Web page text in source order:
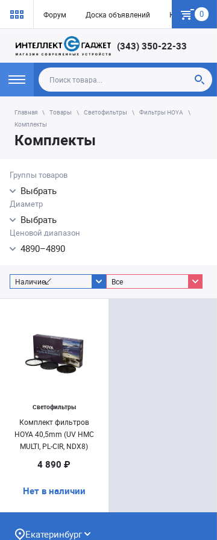
Форум Доска объявлений Как купить
0
(343) 350-22-33
Главная Товары Светофильтры
Фильтры HOYA
Комплекты
Комплекты
Группы товаров
Выбрать
Диаметр
Выбрать
Ценовой диапазон
4890–4890
Наличие Все
Светофильтры
Комплект фильтров
HOYA 40,5mm (UV HMC
MULTI, PL-CIR, NDX8)
4 890 ₽
Нет в наличии
Екатеринбург